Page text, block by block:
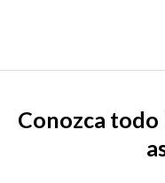
Conozca